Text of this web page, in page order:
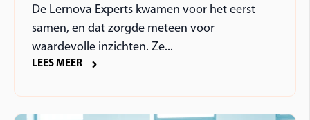
De Lernova Experts kwamen voor het eerst
samen, en dat zorgde meteen voor
waardevolle inzichten. Ze...
LEES MEER